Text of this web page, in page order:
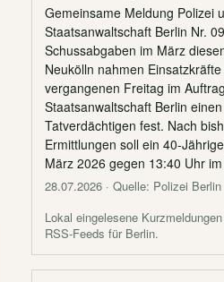
Gemeinsame Meldung Polizei
Staatsanwaltschaft Berlin Nr.
Schussabgaben im März
Neukölln nahmen
vergangenen Freitag im
Staatsanwaltschaft Berlin einen
Tatverdächtigen fest. Nach
Ermittlungen soll ein 40-
März 2026 gegen 13:40 Uhr
28.07.2026 · Quelle: Polizei Berlin
Lokal eingelesene
RSS-Feeds für Berlin.